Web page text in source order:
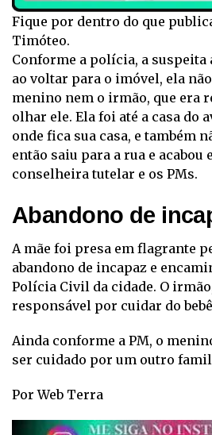
Fique por dentro do que
Timóteo.
Conforme a polícia, a suspeita
ao voltar para o imóvel, ela
menino nem o irmão, que era
olhar ele. Ela foi até a casa do
onde fica sua casa, e também
então saiu para a rua e acabou
conselheira tutelar e os PMs.
Abandono de
A mãe foi presa em flagrante
abandono de incapaz e
Polícia Civil da cidade. O
responsável por cuidar do
Ainda conforme a PM, o
ser cuidado por um outro
Por Web Terra